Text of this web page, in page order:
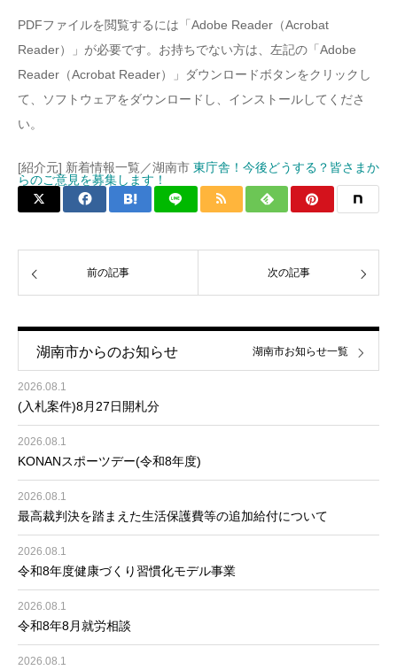
PDFファイルを閲覧するには「Adobe Reader（Acrobat
Reader）」が必要です。お持ちでない方は、左記の「Adobe
Reader（Acrobat Reader）」ダウンロードボタンをクリックし
て、ソフトウェアをダウンロードし、インストールしてくださ
い。
[紹介元] 新着情報一覧／湖南市 東庁舎！今後どうする？皆さまか
らのご意見を募集します！
前の記事 次の記事
湖南市からのお知らせ
2026.08.1
(入札案件)8月27日開札分
2026.08.1
KONANスポーツデー(令和8年度)
2026.08.1
最高裁判決を踏まえた生活保護費等の追加給付について
2026.08.1
令和8年度健康づくり習慣化モデル事業
2026.08.1
令和8年8月就労相談
2026.08.1
湖南市お知らせ一覧